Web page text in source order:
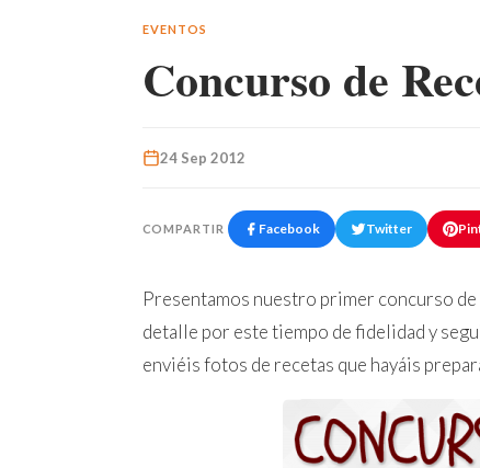
EVENTOS
Concurso de
24 Sep 2012
COMPARTIR Facebook Twitter
Presentamos nuestro primer concurso
detalle por este tiempo de fidelidad y
enviéis fotos de recetas que hayáis